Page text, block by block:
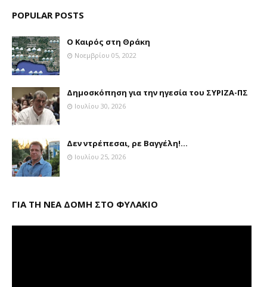
POPULAR POSTS
Ο Καιρός στη Θράκη
Νοεμβρίου 05, 2022
Δημοσκόπηση για την ηγεσία του ΣΥΡΙΖΑ-ΠΣ
Ιουλίου 30, 2026
Δεν ντρέπεσαι, ρε Βαγγέλη!...
Ιουλίου 25, 2026
ΓΙΑ ΤΗ ΝΕΑ ΔΟΜΗ ΣΤΟ ΦΥΛΑΚΙΟ